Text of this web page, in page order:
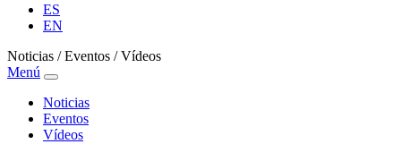
ES
EN
Noticias / Eventos / Vídeos
Menú
Noticias
Eventos
Vídeos